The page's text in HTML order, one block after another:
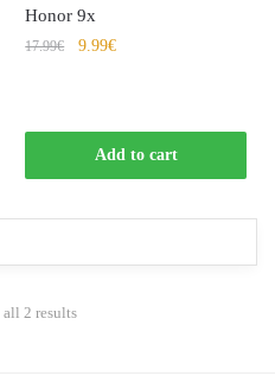
Honor 9x
17.99€ 9.99€
Add to cart
2 results